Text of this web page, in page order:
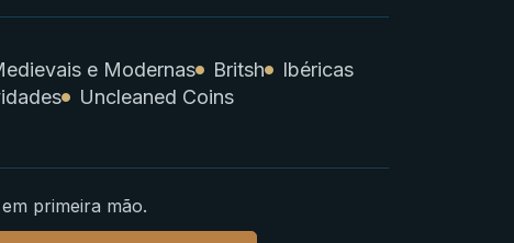
e Modernas Britsh
Ibéricas
Uncleaned Coins
primeira mão.